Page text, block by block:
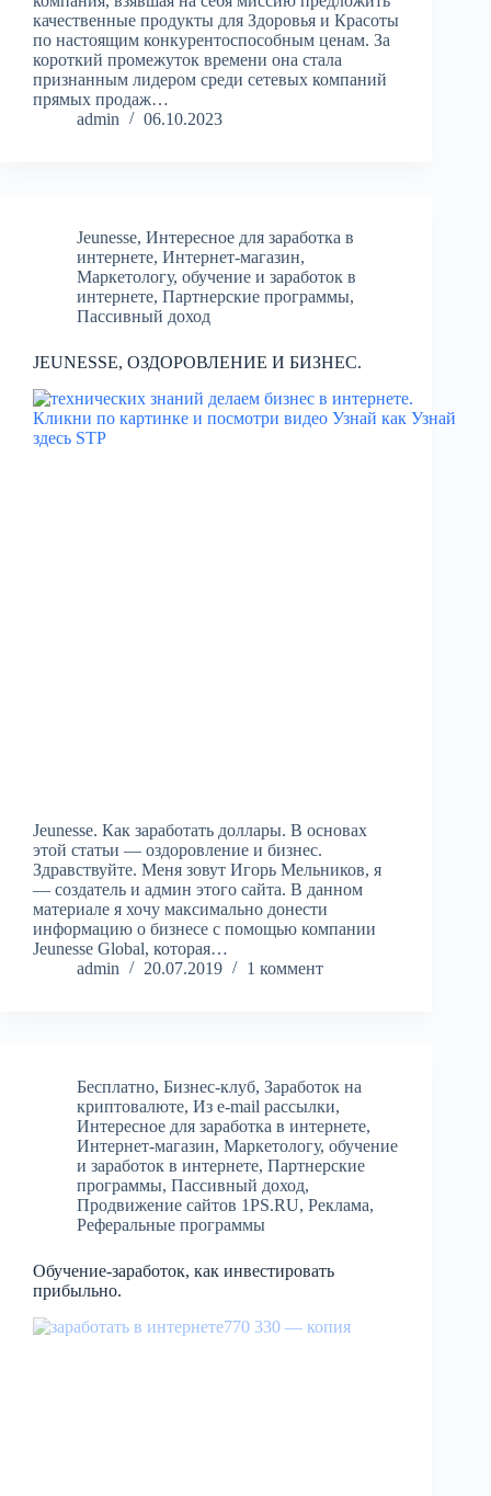
качественные продукты для Здоровья и Красоты
по настоящим конкурентоспособным ценам. За
короткий промежуток времени она стала
признанным лидером среди сетевых компаний
прямых продаж…
admin
06.10.2023
Jeunesse, Интересное для заработка в
интернете, Интернет-магазин,
Маркетологу, обучение и заработок в
интернете, Партнерские программы,
Пассивный доход
JEUNESSE, ОЗДОРОВЛЕНИЕ И БИЗНЕС.
Jeunesse. Как заработать доллары. В основах
этой статьи — оздоровление и бизнес.
Здравствуйте. Меня зовут Игорь Мельников, я
— создатель и админ этого сайта. В данном
материале я хочу максимально донести
информацию о бизнесе с помощью компании
Jeunesse Global, которая…
admin
20.07.2019 1 коммент
Бесплатно, Бизнес-клуб, Заработок на
криптовалюте, Из e-mail рассылки,
Интересное для заработка в интернете,
Интернет-магазин, Маркетологу, обучение
и заработок в интернете, Партнерские
программы, Пассивный доход,
Продвижение сайтов 1PS.RU, Реклама,
Реферальные программы
Обучение-заработок, как инвестировать
прибыльно.